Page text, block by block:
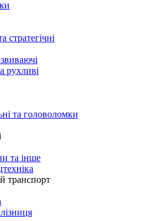
стратегічні
рухливі
та головоломки
та інше
транспорт